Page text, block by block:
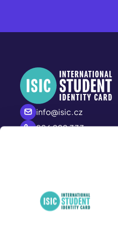
info@isic.cz
226 222 333